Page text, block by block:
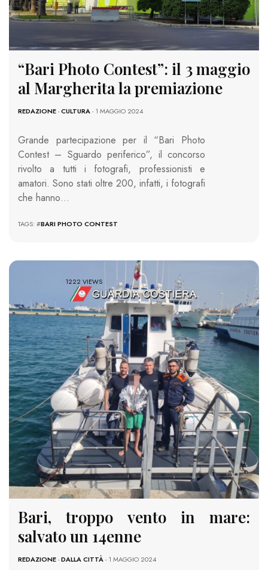
“Bari Photo Contest”: il 3 maggio
al Margherita la premiazione
REDAZIONE-CULTURA- 1 MAGGIO 2024
Grande partecipazione per il “Bari Photo
Contest – Sguardo periferico”, il concorso
rivolto a tutti i fotografi, professionisti e
amatori. Sono stati oltre 200, infatti, i fotografi
che hanno…
TAGS: #BARI PHOTO CONTEST
1222 VIEWS
Bari, troppo vento in mare:
salvato un 14enne
REDAZIONE-DALLA CITTÀ- 1 MAGGIO 2024